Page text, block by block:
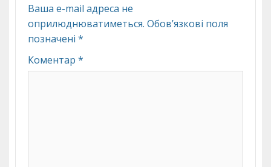
Ваша e-mail адреса не
оприлюднюватиметься. Обов’язкові поля
позначені *
Коментар *